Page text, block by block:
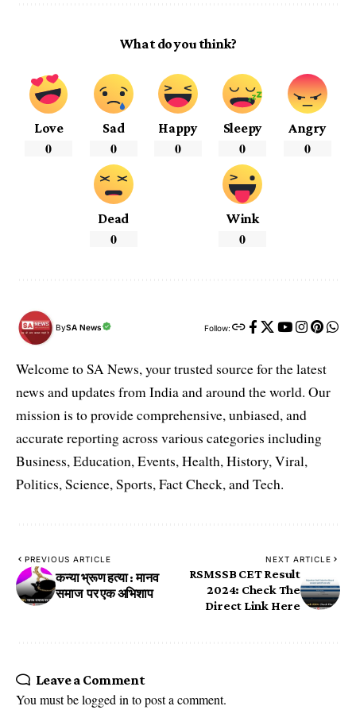
What do you think?
Love
0
Sad
0
Happy
0
Sleepy
0
Angry
0
Dead
0
Wink
0
BySA News Follow:
Welcome to SA News, your trusted source for the latest
news and updates from India and around the world. Our
mission is to provide comprehensive, unbiased, and
accurate reporting across various categories including
Business, Education, Events, Health, History, Viral,
Politics, Science, Sports, Fact Check, and Tech.
PREVIOUS ARTICLE
कन्या भ्रूण हत्या : मानव
समाज पर एक अभिशाप
NEXT ARTICLE
RSMSSB CET Result
2024: Check The
Direct Link Here
Leave a Comment
You must belogged in to post a comment.